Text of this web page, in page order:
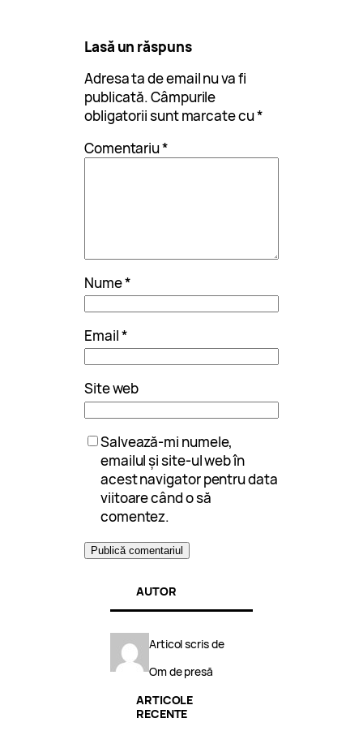
Lasă un răspuns
Adresa ta de email nu va fi
publicată.Câmpurile
obligatorii sunt marcate cu*
Comentariu*
Nume*
Email*
Site web
Salvează-mi numele,
emailul și site-ul web în
acest navigator pentru data
viitoare când o să
comentez.
AUTOR
Articol scris de
Om de presă
ARTICOLE
RECENTE